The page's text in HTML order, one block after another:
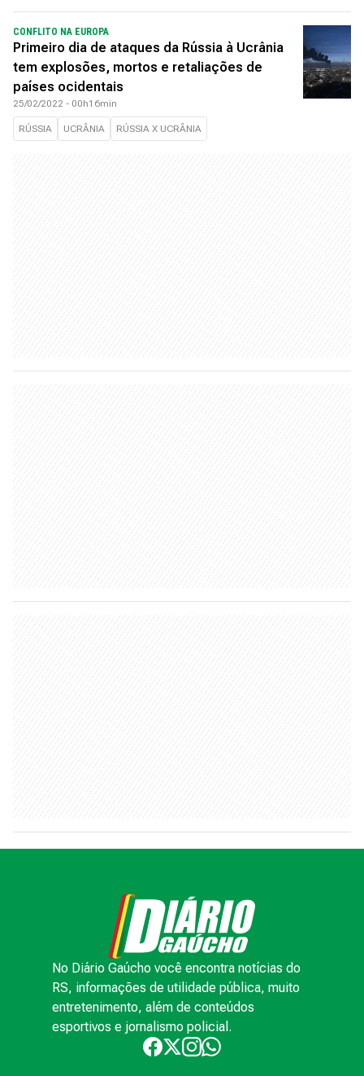
CONFLITO NA EUROPA
Primeiro dia de ataques da Rússia à Ucrânia
tem explosões, mortos e retaliações de
países ocidentais
25/02/2022 - 00h16min
RÚSSIA UCRÂNIA RÚSSIA X UCRÂNIA
No Diário Gaúcho você encontra notícias do
RS, informações de utilidade pública, muito
entretenimento, além de conteúdos
esportivos e jornalismo policial.